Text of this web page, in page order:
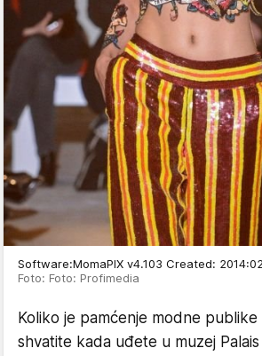
Software:MomaPIX v4.103 Created:
Foto: Foto: Profimedia
Koliko je pamćenje modne
shvatite kada uđete u muzej